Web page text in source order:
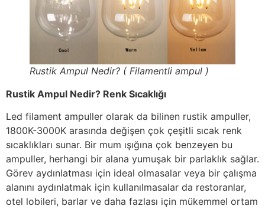
Rustik Ampul Nedir? ( Filamentli ampul )
Rustik Ampul Nedir? Renk Sıcaklığı
Led filament ampuller olarak da bilinen rustik ampuller,
1800K-3000K arasında değişen çok çeşitli sıcak renk
sıcaklıkları sunar. Bir mum ışığına çok benzeyen bu
ampuller, herhangi bir alana yumuşak bir parlaklık sağlar.
Görev aydınlatması için ideal olmasalar veya bir çalışma
alanını aydınlatmak için kullanılmasalar da restoranlar,
otel lobileri, barlar ve daha fazlası için mükemmel ortam